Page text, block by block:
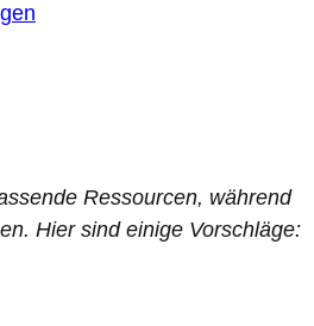
Ressourcen, während
Hier sind einige Vorschläge: